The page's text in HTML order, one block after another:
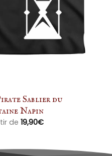
Sablier du
Napin
de 19,90€